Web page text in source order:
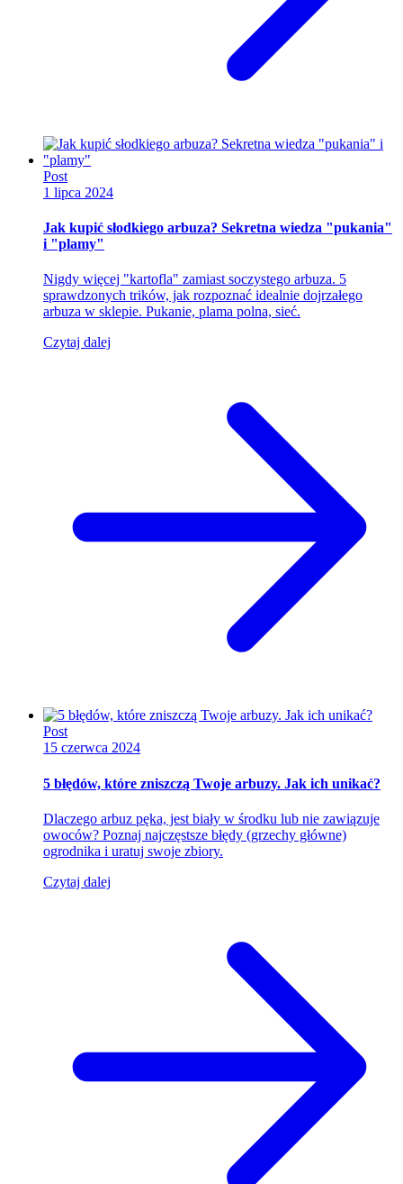
Post
1 lipca 2024
Jak kupić słodkiego arbuza? Sekretna wiedza "pukania"
i "plamy"
Nigdy więcej "kartofla" zamiast soczystego arbuza. 5
sprawdzonych trików, jak rozpoznać idealnie dojrzałego
arbuza w sklepie. Pukanie, plama polna, sieć.
Czytaj dalej
Post
15 czerwca 2024
5 błędów, które zniszczą Twoje arbuzy. Jak ich unikać?
Dlaczego arbuz pęka, jest biały w środku lub nie zawiązuje
owoców? Poznaj najczęstsze błędy (grzechy główne)
ogrodnika i uratuj swoje zbiory.
Czytaj dalej